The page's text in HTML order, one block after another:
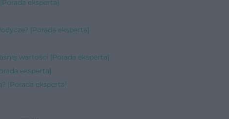
eksperta]
[Porada eksperta]
wartości [Porada eksperta]
eksperta]
[Porada eksperta]